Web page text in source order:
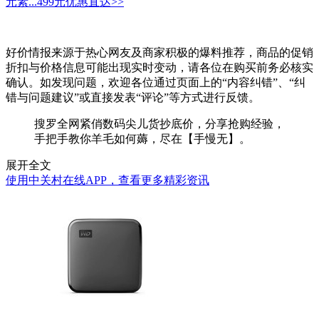
好价情报来源于热心网友及商家积极的爆料推荐，商品的促销
折扣与价格信息可能出现实时变动，请各位在购买前务必核实
确认。如发现问题，欢迎各位通过页面上的“内容纠错”、“纠
错与问题建议”或直接发表“评论”等方式进行反馈。
搜罗全网紧俏数码尖儿货抄底价，分享抢购经验，
手把手教你羊毛如何薅，尽在【手慢无】。
展开全文
使用中关村在线APP，查看更多精彩资讯